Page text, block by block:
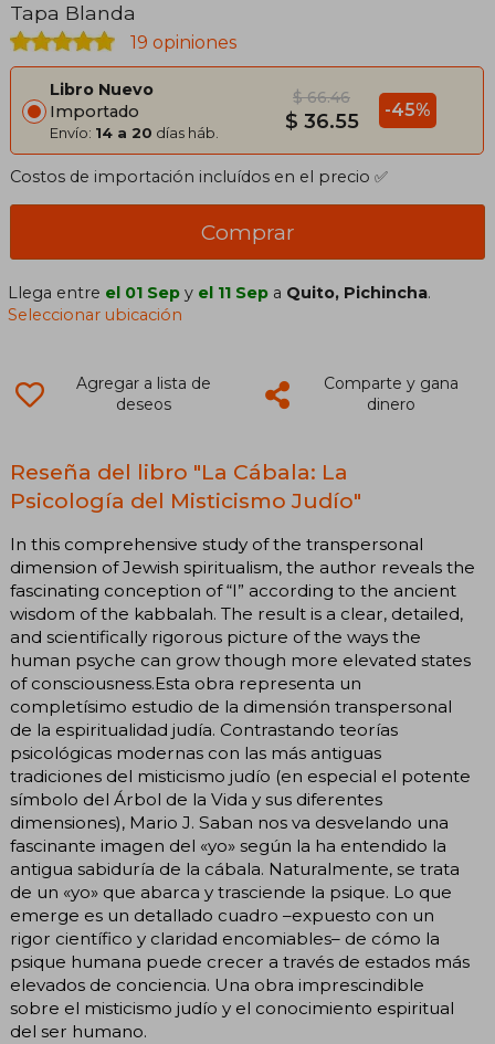
Tapa Blanda
19 opiniones
Libro Nuevo
Importado
Envío: 14 a 20 días háb.
$ 66.46
$ 36.55 -45%
Costos de importación incluídos en el precio ✅
Comprar
Llega entre el 01 Sep y el 11 Sep a Quito, Pichincha.
Seleccionar ubicación
Agregar a lista de
deseos
Comparte y gana
dinero
Reseña del libro "La Cábala: La
Psicología del Misticismo Judío"
In this comprehensive study of the transpersonal
dimension of Jewish spiritualism, the author reveals the
fascinating conception of “I” according to the ancient
wisdom of the kabbalah. The result is a clear, detailed,
and scientifically rigorous picture of the ways the
human psyche can grow though more elevated states
of consciousness.Esta obra representa un
completísimo estudio de la dimensión transpersonal
de la espiritualidad judía. Contrastando teorías
psicológicas modernas con las más antiguas
tradiciones del misticismo judío (en especial el potente
símbolo del Árbol de la Vida y sus diferentes
dimensiones), Mario J. Saban nos va desvelando una
fascinante imagen del «yo» según la ha entendido la
antigua sabiduría de la cábala. Naturalmente, se trata
de un «yo» que abarca y trasciende la psique. Lo que
emerge es un detallado cuadro –expuesto con un
rigor científico y claridad encomiables– de cómo la
psique humana puede crecer a través de estados más
elevados de conciencia. Una obra imprescindible
sobre el misticismo judío y el conocimiento espiritual
del ser humano.